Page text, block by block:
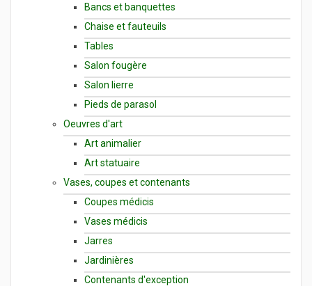
Bancs et banquettes
Chaise et fauteuils
Tables
Salon fougère
Salon lierre
Pieds de parasol
Oeuvres d'art
Art animalier
Art statuaire
Vases, coupes et contenants
Coupes médicis
Vases médicis
Jarres
Jardinières
Contenants d'exception